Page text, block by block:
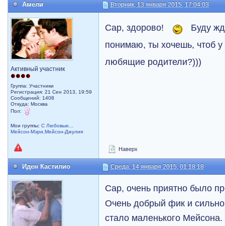
Амели Вторник, 13 января 2015, 17:04:03
Активный участник
Группа: Участники
Регистрация: 21 Сен 2013, 19:59
Сообщений: 1408
Откуда: Москва
Пол:
Мои группы:С Любовью...
Мейсон-Мэри,Мейсон-Джулия
Cap, здорово!
Буду
понимаю, ты хочешь, чтоб
любящие родители?)))
Наверх
Иден Кастилио Среда, 14 января 2015, 01:18:18
Cap, очень приятно было
Очень добрый фик и
стало маленького Мейсона.